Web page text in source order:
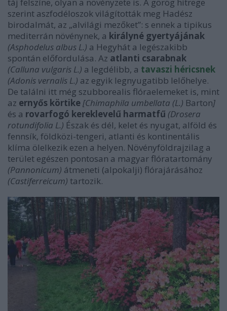
szerint aszfodéloszok világították meg Hadész
birodalmát, az „alvilági mezőket”: s ennek a tipikus
mediterrán növénynek, a királyné gyertyájának
(Asphodelus albus L.) a Hegyhát a legészakibb
spontán előfordulása. Az atlanti csarabnak
(Calluna vulgaris L.) a legdélibb, a tavaszi héricsnek
(Adonis vernalis L.) az egyik legnyugatibb lelőhelye.
De találni itt még szubborealis flóraelemeket is, mint
az ernyős körtike[Chimaphila umbellata (L.) Barton]
és a rovarfogó kereklevelű harmatfű (Drosera
rotundifolia L.) Észak és dél, kelet és nyugat, alföld és
fennsík, földközi-tengeri, atlanti és kontinentális
klíma ölelkezik ezen a helyen. Növényföldrajzilag a
terület egészen pontosan a magyar flóratartomány
(Pannonicum) átmeneti (alpokalji) flórajárásához
(Castiferreicum) tartozik.